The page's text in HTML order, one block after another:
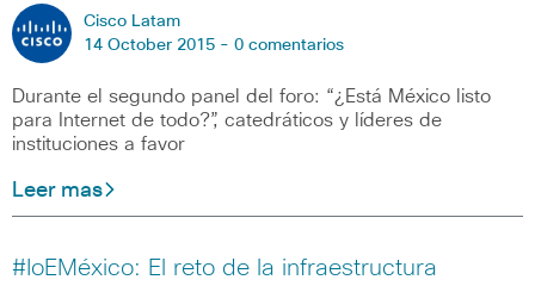
Cisco Latam
14 October 2015 - 0 comentarios
Durante el segundo panel del foro: “¿Está México listo
para Internet de todo?”, catedráticos y líderes de
instituciones a favor
Leer mas
#IoEMéxico: El reto de la infraestructura